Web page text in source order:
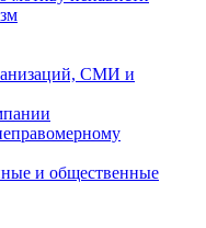
СМИ и
и общественные